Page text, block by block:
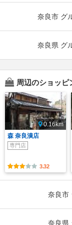
奈良市 グ
奈良県 グ
周辺のショッピ
0.16km
森 奈良漬店
専門店
3.32
奈良市
奈良県